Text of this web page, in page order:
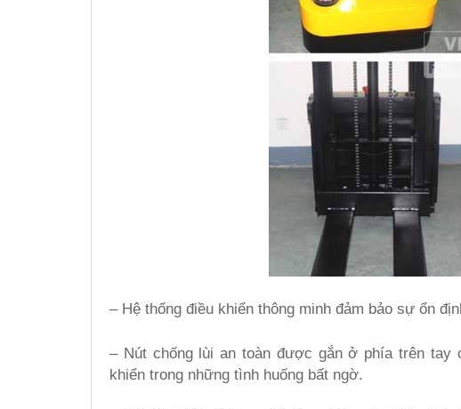
– Hệ thống điều khiển thông minh đảm bảo sự ổn
– Nút chống lùi an toàn được gắn ở phía trên
khiển trong những tình huống bất ngờ.